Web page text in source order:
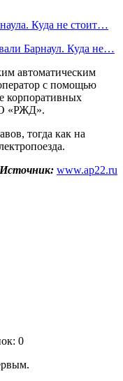
Куда не стоит…
Барнаул. Куда не…
автоматическим
с помощью
корпоративных
«РЖД».
тогда как на
Источник: www.ap22.ru
0